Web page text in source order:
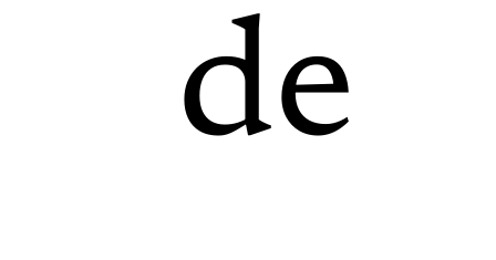
de